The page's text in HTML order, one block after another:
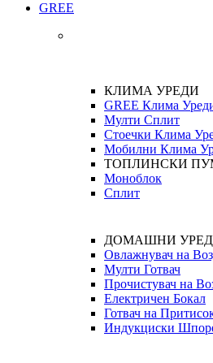
GREE
КЛИМА УРЕДИ
GREE Клима
Мулти Сплит
Стоечки Клима
Мобилни Клима
ТОПЛИНСКИ
Моноблок
Сплит
ДОМАШНИ
Овлажнувач на
Мулти Готвач
Прочистувач на
Електричен Бокал
Готвач на
Индукциски